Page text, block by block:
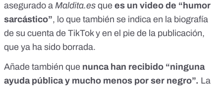
asegurado a Maldita.es que es un video de “humor
sarcástico”, lo que también se indica en la biografía
de su cuenta de TikTok y en el pie de la publicación,
que ya ha sido borrada.
Añade también que nunca han recibido “ninguna
ayuda pública y mucho menos por ser negro”. La